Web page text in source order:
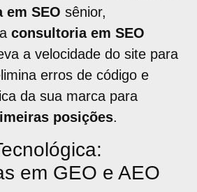
em SEO sênior,
consultoria em SEO
a velocidade do site para
erros de código e
da sua marca para
posições.
em GEO e AEO